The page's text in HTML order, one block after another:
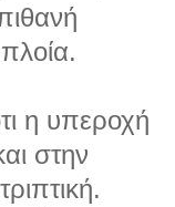
η υπεροχή
στην